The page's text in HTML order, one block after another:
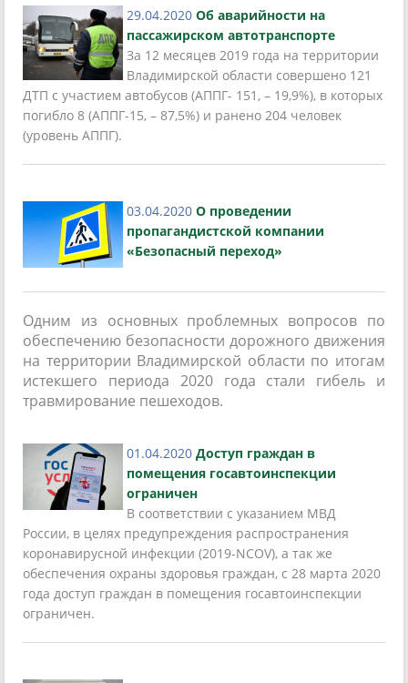
29.04.2020 Об аварийности на
пассажирском автотранспорте
За 12 месяцев 2019 года на территории
Владимирской области совершено 121
ДТП с участием автобусов (АППГ- 151, – 19,9%), в которых
погибло 8 (АППГ-15, – 87,5%) и ранено 204 человек
(уровень АППГ).
03.04.2020 О проведении
пропагандистской компании
«Безопасный переход»
Одним из основных проблемных вопросов по
обеспечению безопасности дорожного движения
на территории Владимирской области по итогам
истекшего периода 2020 года стали гибель и
травмирование пешеходов.
01.04.2020 Доступ граждан в
помещения госавтоинспекции
ограничен
В соответствии с указанием МВД
России, в целях предупреждения распространения
коронавирусной инфекции (2019-NCOV), а так же
обеспечения охраны здоровья граждан, с 28 марта 2020
года доступ граждан в помещения госавтоинспекции
ограничен.